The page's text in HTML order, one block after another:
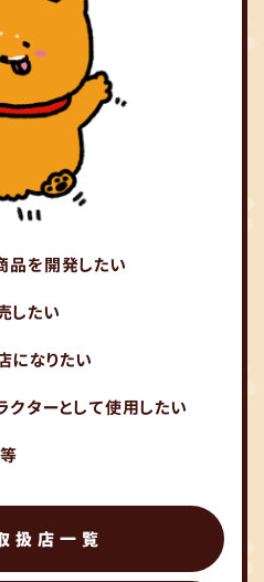
品を開発したい
したい
になりたい
クターとして使用したい
扱店一覧